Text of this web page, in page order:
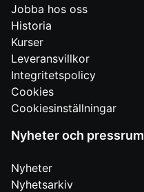
Jobba hos oss
Historia
Kurser
Leveransvillkor
Integritetspolicy
Cookies
Cookiesinställningar
Nyheter och pressrum
Nyheter
Nyhetsarkiv